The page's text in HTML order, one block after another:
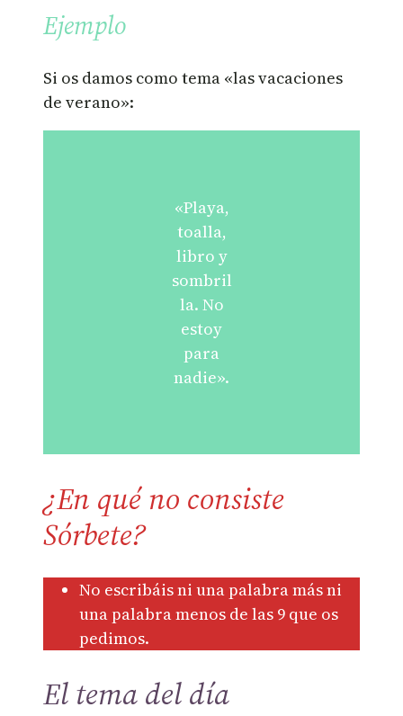
Ejemplo
Si os damos como tema «las vacaciones
de verano»:
«Playa,
toalla,
libro y
sombril
la. No
estoy
para
nadie».
¿En qué no consiste
Sórbete?
No escribáis ni una palabra más ni
una palabra menos de las 9 que os
pedimos.
El tema del día